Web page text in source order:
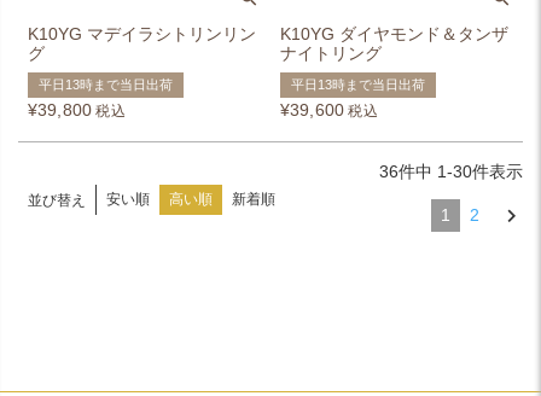
K10YG マデイラシトリンリン
グ
平日13時まで当日出荷
¥39,800 税込
K10YG ダイヤモンド＆タンザ
ナイトリング
平日13時まで当日出荷
¥39,600 税込
並び替え 安い順 高い順 新着順
36件中 1-30件表示
1 2